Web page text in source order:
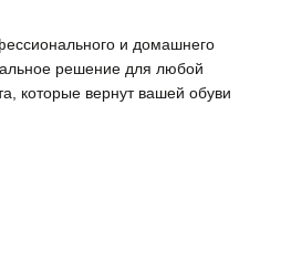
и домашнего
решение для любой
которые вернут вашей обуви